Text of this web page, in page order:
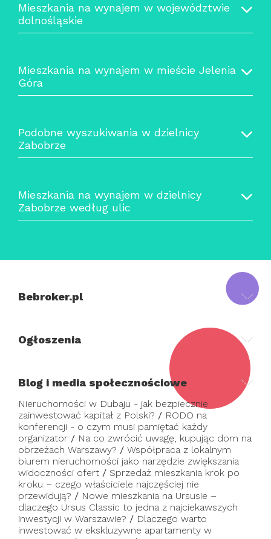
Mieszkania na wynajem w województwie
dolnośląskie
Mieszkania na wynajem w mieście Jelenia
Góra
Podobne wyszukiwania w dzielnicy
Zabobrze
Mieszkania na wynajem w dzielnicy
Zabobrze według ulic
Bebroker.pl
Ogłoszenia
Blog i media społecznościowe
Nieruchomości w Dubaju - jak bezpiecznie
zainwestować kapitał z Polski? / RODO na
konferencji - o czym musi pamiętać każdy
organizator / Na co zwrócić uwagę, kupując dom na
obrzeżach Warszawy? / Współpraca z lokalnym
biurem nieruchomości jako narzędzie zwiększania
widoczności ofert / Sprzedaż mieszkania krok po
kroku – czego właściciele najczęściej nie
przewidują? / Nowe mieszkania na Ursusie –
dlaczego Ursus Classic to jedna z najciekawszych
inwestycji w Warszawie? / Dlaczego warto
inwestować w ekskluzywne apartamenty w